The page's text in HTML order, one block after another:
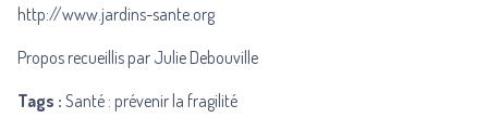
http://www.jardins-sante.org
Propos recueillis par Julie Debouville
Tags : Santé : prévenir la fragilité